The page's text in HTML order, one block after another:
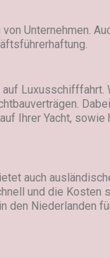
Unternehmen.
Luxusschifffahrt.
Ihrer Yacht,
auch
und die Kosten
den Niederlanden